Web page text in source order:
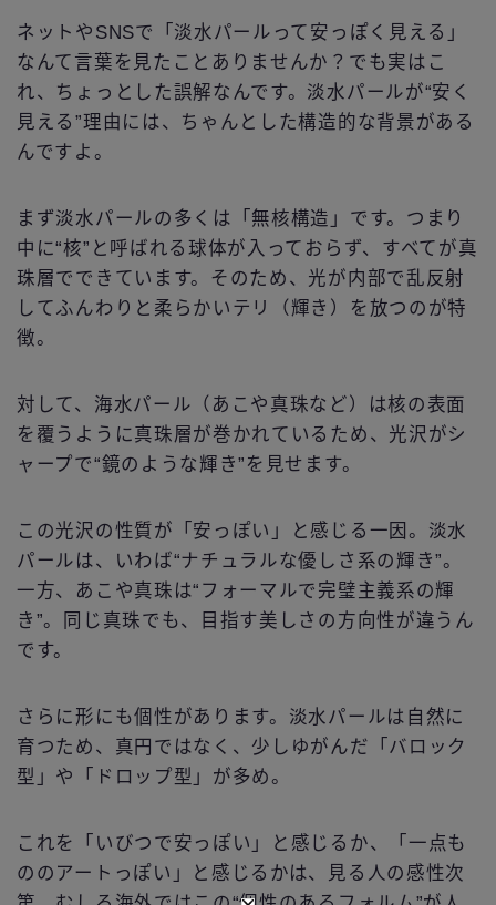
ネットやSNSで「淡水パールって安っぽく見える」
なんて言葉を見たことありませんか？でも実はこ
れ、ちょっとした誤解なんです。淡水パールが“安く
見える”理由には、ちゃんとした構造的な背景がある
んですよ。
まず淡水パールの多くは「無核構造」です。つまり
中に“核”と呼ばれる球体が入っておらず、すべてが真
珠層でできています。そのため、光が内部で乱反射
してふんわりと柔らかいテリ（輝き）を放つのが特
徴。
対して、海水パール（あこや真珠など）は核の表面
を覆うように真珠層が巻かれているため、光沢がシ
ャープで“鏡のような輝き”を見せます。
この光沢の性質が「安っぽい」と感じる一因。淡水
パールは、いわば“ナチュラルな優しさ系の輝き”。
一方、あこや真珠は“フォーマルで完璧主義系の輝
き”。同じ真珠でも、目指す美しさの方向性が違うん
です。
さらに形にも個性があります。淡水パールは自然に
育つため、真円ではなく、少しゆがんだ「バロック
型」や「ドロップ型」が多め。
これを「いびつで安っぽい」と感じるか、「一点も
ののアートっぽい」と感じるかは、見る人の感性次